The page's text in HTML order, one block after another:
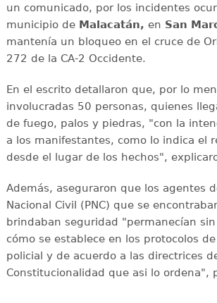
un comunicado, por los incidentes
municipio de Malacatán, en San
mantenía un bloqueo en el cruce de
272 de la CA-2 Occidente.
En el escrito detallaron que, por lo
involucradas 50 personas, quienes
de fuego, palos y piedras, "con la
a los manifestantes, como lo indica el
desde el lugar de los hechos",
Además, aseguraron que los agentes
Nacional Civil (PNC) que se
brindaban seguridad "permanecían
cómo se establece en los protocolos
policial y de acuerdo a las directrices
Constitucionalidad que asi lo ordena",